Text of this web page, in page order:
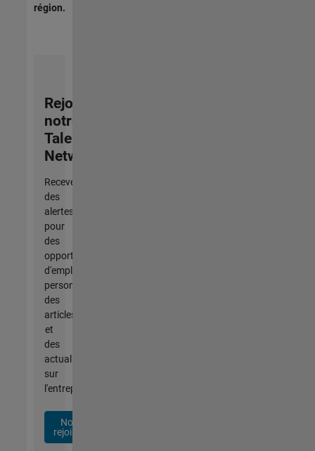
région.
Rejoignez
notre
Talent
Network
Recevez
des
alertes
pour
des
opportunités
d'emploi
personnalisées,
des
articles
et
des
actualités
sur
l'entreprise.
Nous
rejoindre